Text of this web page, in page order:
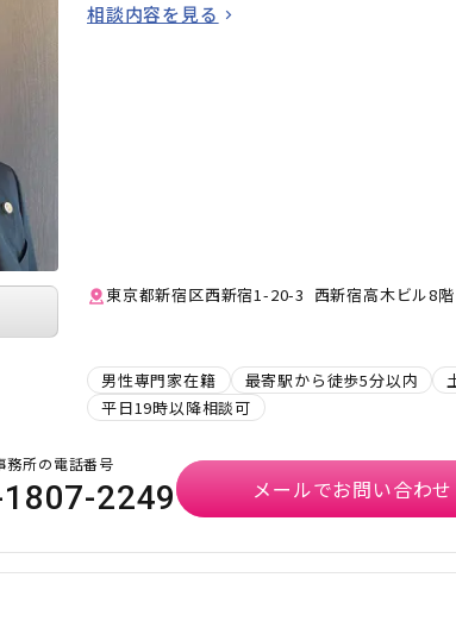
相談内容を見る
東京都新宿区西新宿1-20-3 西新宿高木ビル8階
男性専門家在籍 最寄駅から徒歩5分以内
平日19時以降相談可
務所の電話番号
2249 メールでお問い合わせ